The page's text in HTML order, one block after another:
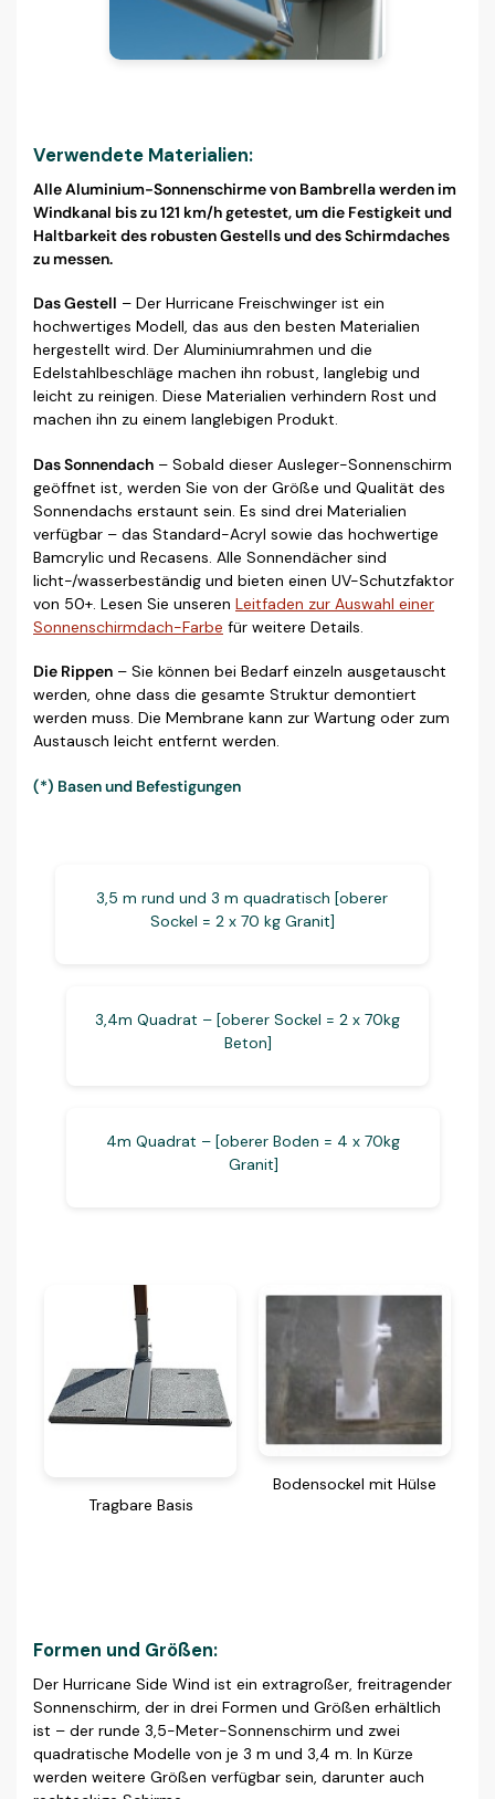
Verwendete Materialien:
Alle Aluminium-Sonnenschirme von Bambrella werden im
Windkanal bis zu 121 km/h getestet, um die Festigkeit und
Haltbarkeit des robusten Gestells und des Schirmdaches
zu messen.
Das Gestell – Der Hurricane Freischwinger ist ein
hochwertiges Modell, das aus den besten Materialien
hergestellt wird. Der Aluminiumrahmen und die
Edelstahlbeschläge machen ihn robust, langlebig und
leicht zu reinigen. Diese Materialien verhindern Rost und
machen ihn zu einem langlebigen Produkt.
Das Sonnendach – Sobald dieser Ausleger-Sonnenschirm
geöffnet ist, werden Sie von der Größe und Qualität des
Sonnendachs erstaunt sein. Es sind drei Materialien
verfügbar – das Standard-Acryl sowie das hochwertige
Bamcrylic und Recasens. Alle Sonnendächer sind
licht-/wasserbeständig und bieten einen UV-Schutzfaktor
von 50+. Lesen Sie unseren Leitfaden zur Auswahl einer
Sonnenschirmdach-Farbe für weitere Details.
Die Rippen – Sie können bei Bedarf einzeln ausgetauscht
werden, ohne dass die gesamte Struktur demontiert
werden muss. Die Membrane kann zur Wartung oder zum
Austausch leicht entfernt werden.
(*) Basen und Befestigungen
3,5 m rund und 3 m quadratisch [oberer
Sockel = 2 x 70 kg Granit]
3,4m Quadrat – [oberer Sockel = 2 x 70kg
Beton]
4m Quadrat – [oberer Boden = 4 x 70kg
Granit]
Tragbare Basis
Bodensockel mit Hülse
Formen und Größen:
Der Hurricane Side Wind ist ein extragroßer, freitragender
Sonnenschirm, der in drei Formen und Größen erhältlich
ist – der runde 3,5-Meter-Sonnenschirm und zwei
quadratische Modelle von je 3 m und 3,4 m. In Kürze
werden weitere Größen verfügbar sein, darunter auch